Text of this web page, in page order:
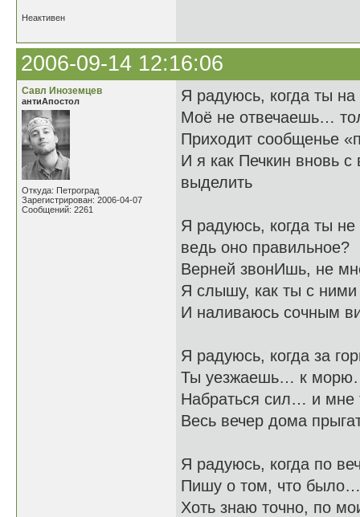
Неактивен
2006-09-14 12:16:06
Савл Иноземцев
антиАпостол
Откуда: Петроград
Зарегистрирован: 2006-04-07
Сообщений: 2261
Я радуюсь, когда ты на
Моё не отвечаешь…
Приходит сообщенье
И я как Печкин вновь
выделить
Я радуюсь, когда
ведь оно правильное?
Верней звонИшь, не
Я слышу, как ты с ними
И наливаюсь сочным
Я радуюсь, когда за
Ты уезжаешь… к
Набраться сил… и мне
Весь вечер дома
Я радуюсь, когда по
Пишу о том, что
Хоть знаю точно, по